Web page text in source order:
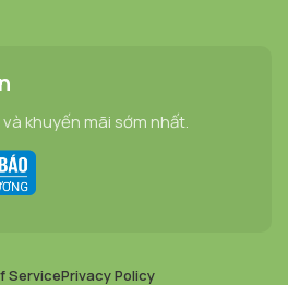
khuyến mãi sớm nhất.
ServicePrivacy Policy